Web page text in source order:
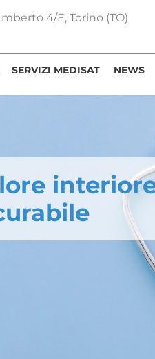
4/E, Torino (TO)
SERVIZI MEDISAT NEWS